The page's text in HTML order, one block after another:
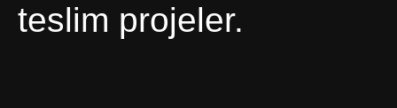
teslim projeler.